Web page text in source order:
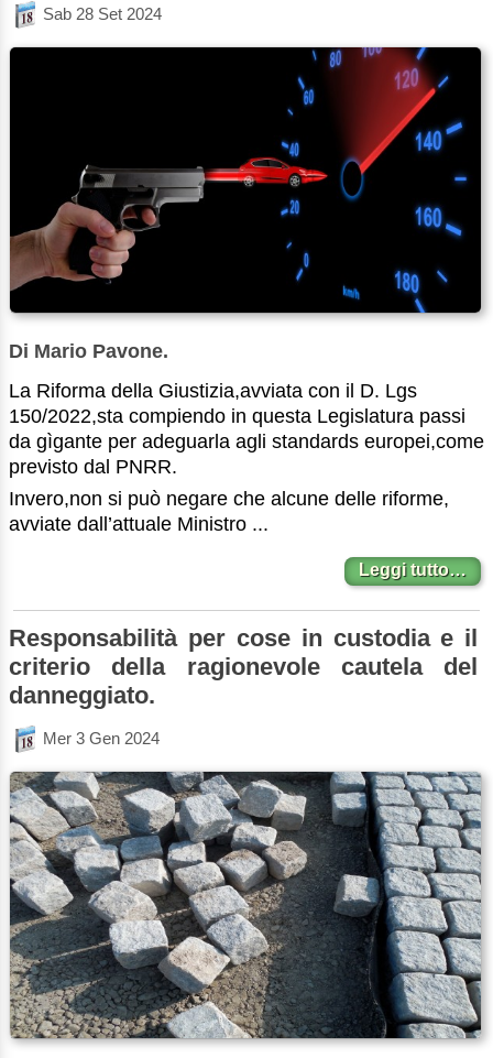
Sab 28 Set 2024
Di Mario Pavone.
La Riforma della Giustizia,avviata con il D. Lgs
150/2022,sta compiendo in questa Legislatura passi
da gìgante per adeguarla agli standards europei,come
previsto dal PNRR.
Invero,non si può negare che alcune delle riforme,
avviate dall’attuale Ministro ...
Leggi tutto…
Responsabilità per cose in custodia e il
criterio della ragionevole cautela del
danneggiato.
Mer 3 Gen 2024